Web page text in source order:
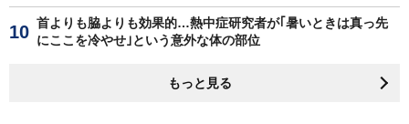
首よりも脇よりも効果的…熱中症研究者が｢暑いときは真っ先
にここを冷やせ｣という意外な体の部位
もっと見る